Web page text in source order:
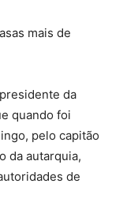
mais de
da
quando foi
pelo capitão
da autarquia,
de